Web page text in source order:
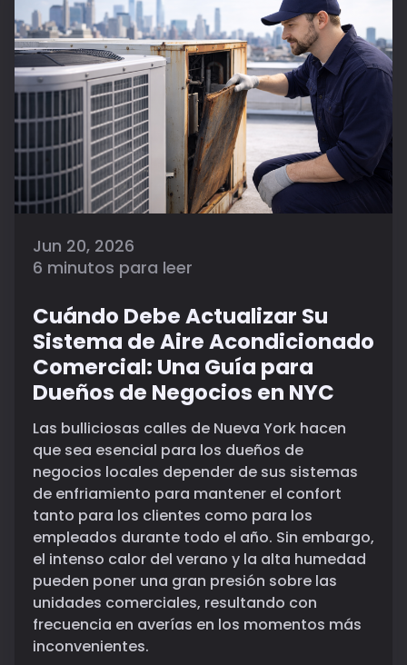
Jun 20, 2026
6 minutos para leer
Cuándo Debe Actualizar Su
Sistema de Aire Acondicionado
Comercial: Una Guía para
Dueños de Negocios en NYC
Las bulliciosas calles de Nueva York hacen
que sea esencial para los dueños de
negocios locales depender de sus sistemas
de enfriamiento para mantener el confort
tanto para los clientes como para los
empleados durante todo el año. Sin embargo,
el intenso calor del verano y la alta humedad
pueden poner una gran presión sobre las
unidades comerciales, resultando con
frecuencia en averías en los momentos más
inconvenientes.